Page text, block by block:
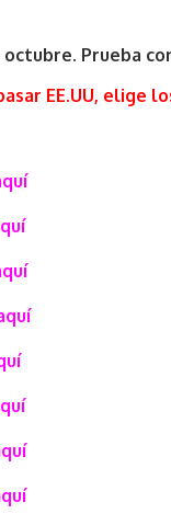
Prueba
EE.UU, elige